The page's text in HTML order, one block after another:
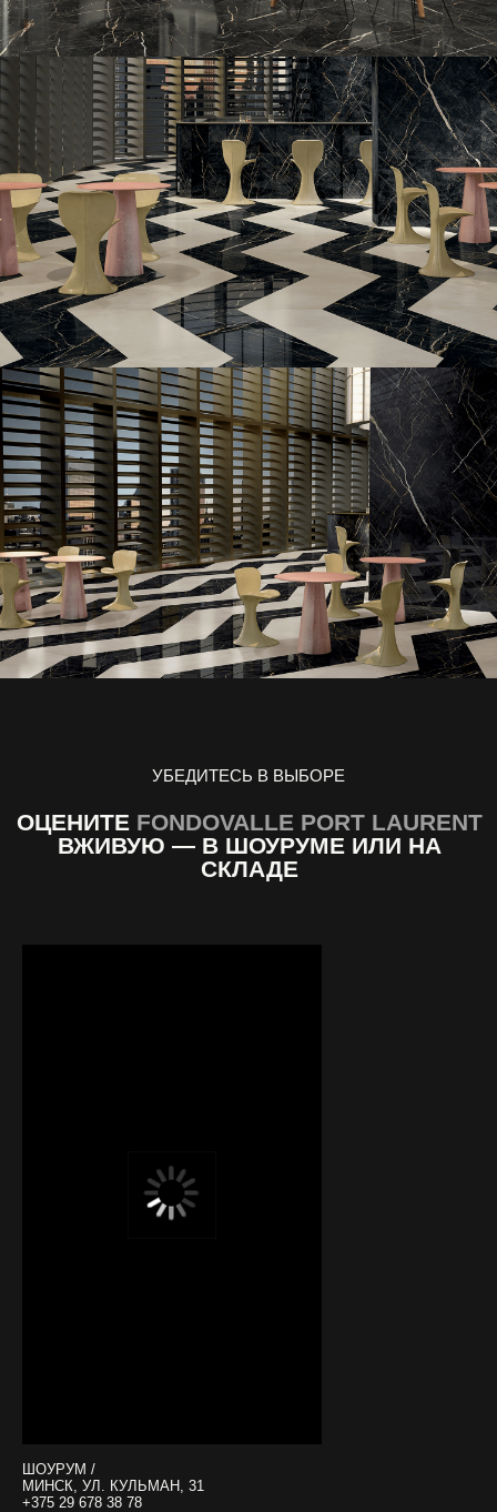
ОЦЕНИТЕ FONDOVALLE PORT LAURENT
ВЖИВУЮ — В ШОУРУМЕ ИЛИ НА
СКЛАДЕ
УБЕДИТЕСЬ В ВЫБОРЕ
ШОУРУМ /
МИНСК, УЛ. КУЛЬМАН, 31
+375 29 678 38 78